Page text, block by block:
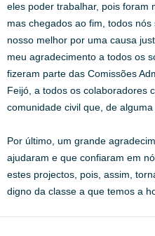
eles poder trabalhar, pois foram
mas chegados ao fim, todos
nosso melhor por uma causa
meu agradecimento a todos os
fizeram parte das Comissões
Feijó, a todos os colaboradores
comunidade civil que, de
Por último, um grande
ajudaram e que confiaram em
estes projectos, pois, assim,
digno da classe a que temos a